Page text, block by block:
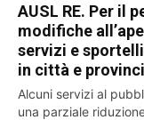
AUSL RE. Per il
modifiche
servizi e
in città e
Alcuni servizi al
una parziale